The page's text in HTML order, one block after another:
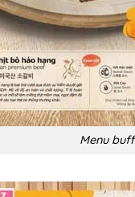
Menu